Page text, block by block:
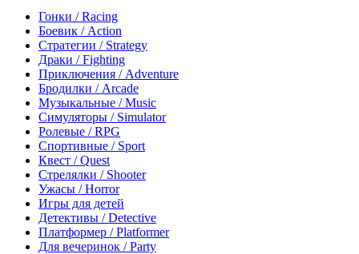
Гонки / Racing
Боевик / Action
Стратегии / Strategy
Драки / Fighting
Приключения / Adventure
Бродилки / Arcade
Музыкальные / Music
Симуляторы / Simulator
Ролевые / RPG
Спортивные / Sport
Квест / Quest
Стрелялки / Shooter
Ужасы / Horror
Игры для детей
Детективы / Detective
Платформер / Platformer
Для вечеринок / Party